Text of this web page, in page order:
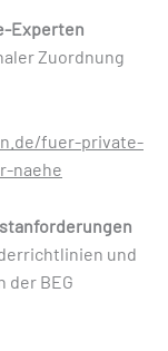
Experten
Zuordnung
fuer-private-
naehe
und
der BEG